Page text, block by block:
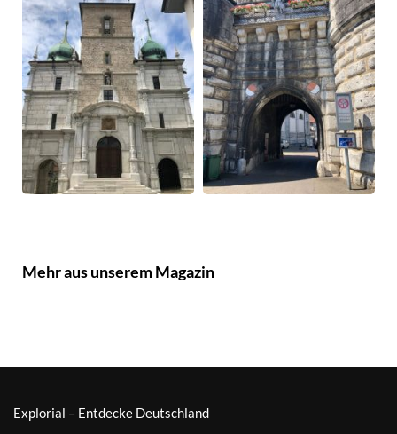
Mehr aus unserem Magazin
Explorial – Entdecke Deutschland